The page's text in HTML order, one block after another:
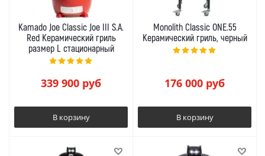
Kamado Joe Classic Joe III S.A.
Red Керамический гриль
размер L стационарный
339 900 руб
В корзину
Monolith Classic ONE.55
Керамический гриль, черный
176 000 руб
В корзину